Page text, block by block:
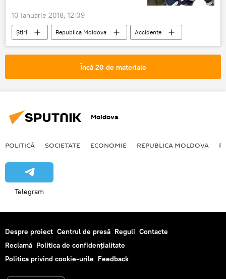
10 Ianuarie 2018, 12:09
Știri Republica Moldova
Accidente
Durlesti
incendiu
video
Încă 20 de materiale
Moldova
POLITICĂ SOCIETATE ECONOMIE REPUBLICA MOLDOVA
Telegram
Despre proiect Centrul de presă Reguli Contacte
Reclamă Politica de confidențialitate
Politica privind cookie-urile Feedback